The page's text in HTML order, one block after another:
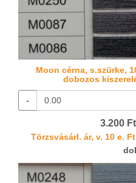
Moon cérna, s.szürke,
dobozos
-
3.200
Törzsvásárl. ár, v. 10 e.